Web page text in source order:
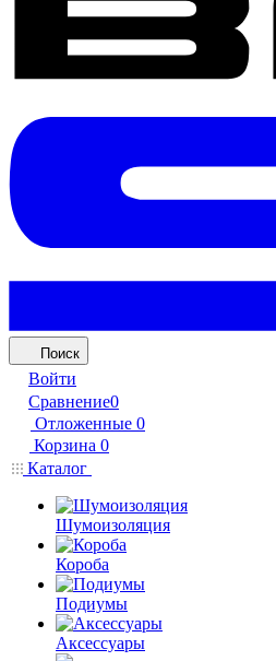
Поиск
Войти
Сравнение0
Отложенные 0
Корзина 0
Каталог
Шумоизоляция
Короба
Подиумы
Аксессуары